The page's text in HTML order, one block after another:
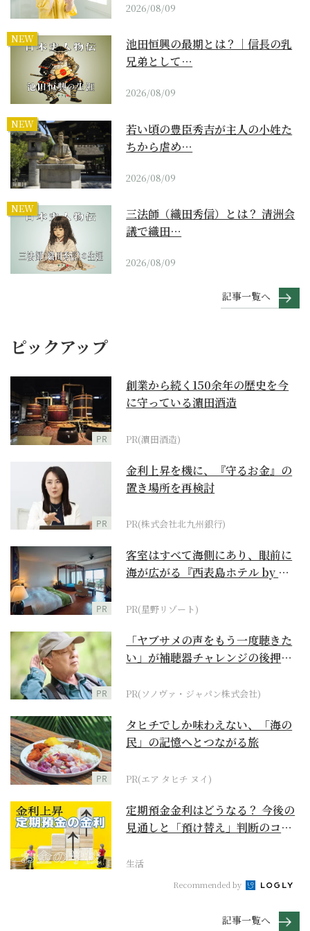
2026/08/09
NEW
池田恒興の最期とは？｜信長の乳
兄弟として…
2026/08/09
NEW
若い頃の豊臣秀吉が主人の小姓た
ちから虐め…
2026/08/09
NEW
三法師（織田秀信）とは？ 清洲会
議で織田…
2026/08/09
記事一覧へ
ピックアップ
PR
創業から続く150余年の歴史を今
に守っている濵田酒造
PR(濵田酒造)
PR
金利上昇を機に、『守るお金』の
置き場所を再検討
PR(株式会社北九州銀行)
PR
客室はすべて海側にあり、眼前に
海が広がる『西表島ホテル by 星
PR(星野リゾート)
PR
「ヤブサメの声をもう一度聴きた
い」が補聴器チャレンジの後押し
PR(ソノヴァ・ジャパン株式会社)
PR
タヒチでしか味わえない、「海の
民」の記憶へとつながる旅
PR(エア タヒチ ヌイ)
定期預金金利はどうなる？ 今後の
見通しと「預け替え」判断のコツ
生活
Recommended by
記事一覧へ